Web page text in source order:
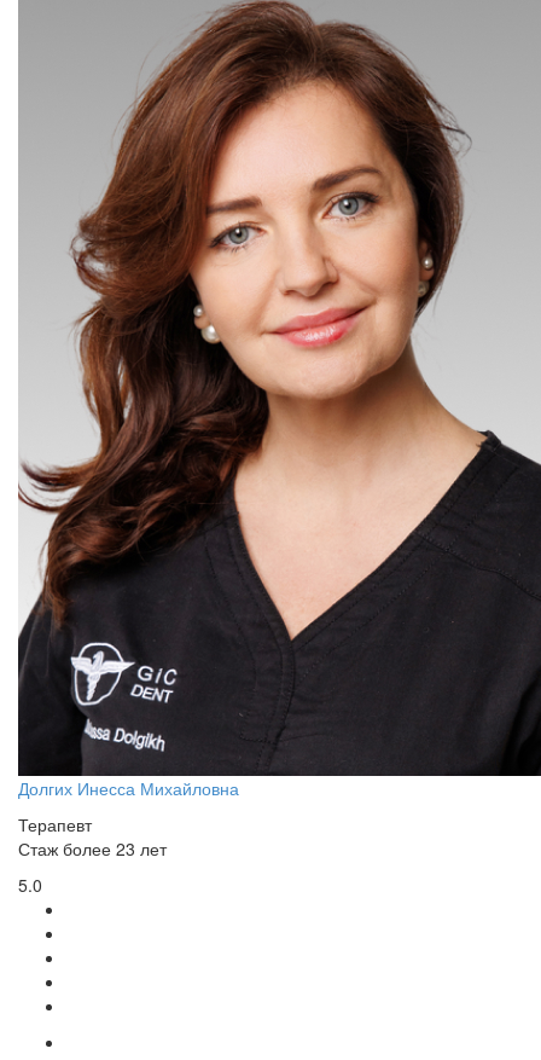
Долгих Инесса Михайловна
Терапевт
Стаж более 23 лет
5.0